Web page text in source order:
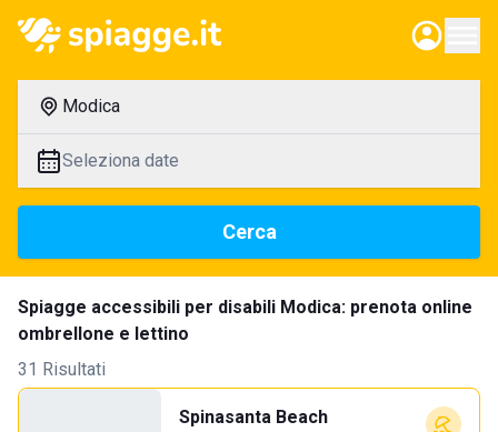
Modica
Seleziona date
Cerca
Spiagge accessibili per disabili Modica: prenota online
ombrellone e lettino
31 Risultati
Spinasanta Beach